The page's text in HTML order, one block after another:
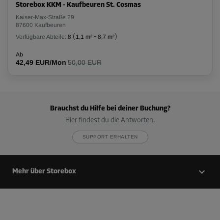
Storebox KKM - Kaufbeuren St. Cosmas
Kaiser-Max-Straße 29
87600 Kaufbeuren
Verfügbare Abteile: 8 ( 1,1 m² - 8,7 m²)
Ab
42,49 EUR/Mon 50,00 EUR
Brauchst du Hilfe bei deiner Buchung?
Hier findest du die Antworten.
SUPPORT ERHALTEN
Mehr über Storebox